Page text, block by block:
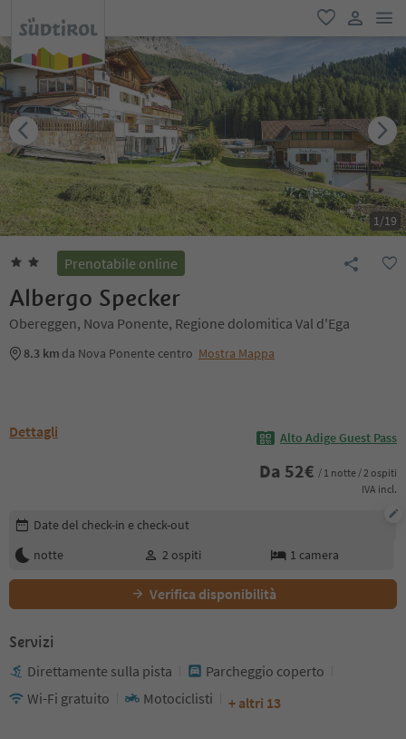
favoriti
user link
1/19
Prenotabile online
Albergo Specker
Obereggen, Nova Ponente, Regione dolomitica Val d'Ega
8.3 km da Nova Ponente centro Mostra Mappa
Dettagli Alto Adige Guest Pass
Da 52€ / 1 notte / 2 ospiti
IVA incl.
Modifica i dettagli della prenotazione
Date del check-in e check-out
notte
2 ospiti 1 camera
Verifica disponibilità
Servizi
Direttamente sulla pista
Parcheggio coperto
Wi-Fi gratuito
Motociclisti + altri 13